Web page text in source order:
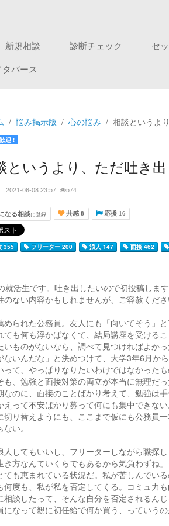
新規相談 診断チェック セ
バース
悩み掲示版 心の悩み 相談というよ
迎 !
というより、ただ吐き
2021-06-08 23:57 574
なる相談に登録 共感 8 応援 16
355 フリーター 200 浪人 147 面接 462
就活生です。吐き出したいので初投稿します
のない内容かもしれませんが、ご容赦くださ
められた公務員。友人にも「向いてそう」
ても何も浮かばなくて、結局講座を受けるこ
いものがないなら、調べて見つければよか
ないんだな」と決めつけて、大学3年6月か
って、やっぱりなりたいわけではなかった
も、勉強と面接対策の両立が本当に無理だ
なのに、面接のことばかり考えて、勉強は
えって不安ばかり募って何にも集中できない
切り替えようにも、ここまで仮にも公務員
い。
人してもいいし、フリーターしながら職探
き方なんていくらでもあるから気負わずね」
ても恵まれている状況だ。私が苦しんでい
何度も、私が私を否定してくる。コミュ力
相談したって、そんな自分を否定されるん
になって親に初任給で何か買う、っていう